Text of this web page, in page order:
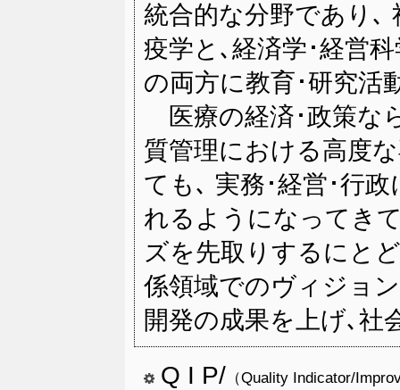
統合的な分野であり､
疫学と､経済学･経営
の両方に教育･研究活
医療の経済･政策な
質管理における高度
ても､ 実務･経営･行
れるようになってき
ズを先取りするにと
係領域でのヴィジョ
開発の成果を上げ､社
Q I P/ （Quality Indicator/